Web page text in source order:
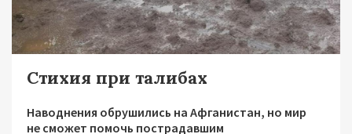
Стихия при талибах
Наводнения обрушились на Афганистан, но мир
не сможет помочь пострадавшим